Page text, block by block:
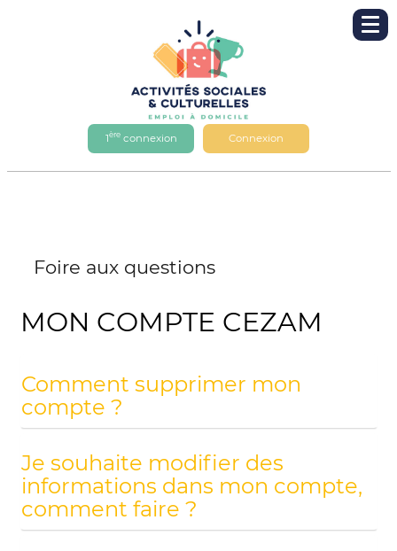
1èreconnexion Connexion
Foire aux questions
MON COMPTE CEZAM
Comment supprimer mon
compte ?
Je souhaite modifier des
informations dans mon compte,
comment faire ?